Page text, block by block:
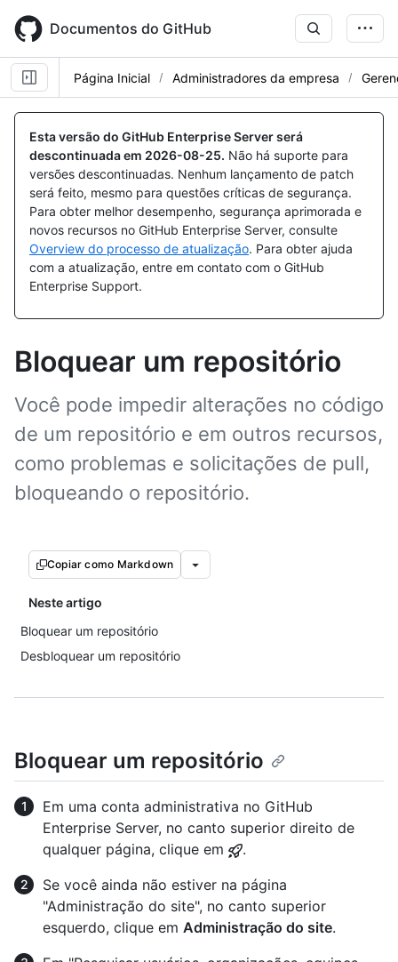
main
content
Documentos do GitHub
Página Inicial Administradores da empresa
Esta versão do GitHub Enterprise Server será
descontinuada em 2026-08-25. Não há suporte para
versões descontinuadas. Nenhum lançamento de patch
será feito, mesmo para questões críticas de segurança.
Para obter melhor desempenho, segurança aprimorada e
novos recursos no GitHub Enterprise Server, consulte
Overview do processo de atualização. Para obter ajuda
com a atualização, entre em contato com o GitHub
Enterprise Support.
Bloquear um repositório
Você pode impedir alterações no código
de um repositório e em outros recursos,
como problemas e solicitações de pull,
bloqueando o repositório.
Copiar como Markdown
Neste artigo
Bloquear um repositório
Desbloquear um repositório
Bloquear um repositório
Em uma conta administrativa no GitHub
Enterprise Server, no canto superior direito de
qualquer página, clique em
.
Se você ainda não estiver na página
"Administração do site", no canto superior
esquerdo, clique em Administração do site.